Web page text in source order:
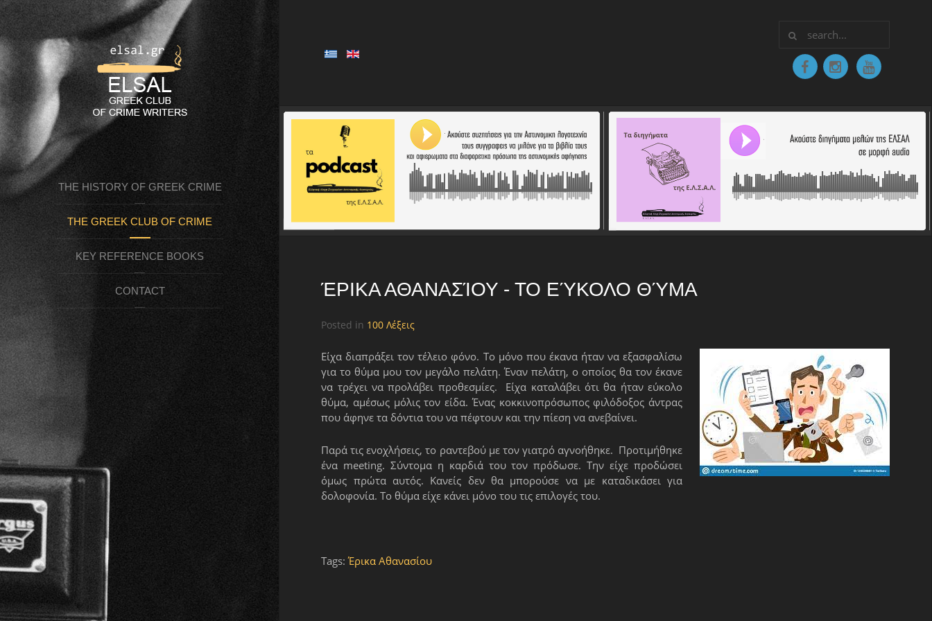
THE HISTORY OF GREEK CRIME
FICTION
THE GREEK CLUB OF CRIME
WRITERS (ELSAL)
KEY REFERENCE BOOKS
CONTACT ΈΡΙΚΑ ΑΘΑΝΑΣΊΟΥ - ΤΟ ΕΎΚΟΛΟ ΘΎΜΑ
Posted in 100 Λέξεις
Είχα διαπράξει τον τέλειο φόνο. Το μόνο που έκανα ήταν να εξασφαλίσω
για το θύμα μου τον μεγάλο πελάτη. Έναν πελάτη, ο οποίος θα τον έκανε
να τρέχει να προλάβει προθεσμίες. Είχα καταλάβει ότι θα ήταν εύκολο
θύμα, αμέσως μόλις τον είδα. Ένας κοκκινοπρόσωπος φιλόδοξος άντρας
που άφηνε τα δόντια του να πέφτουν και την πίεση να ανεβαίνει.
Παρά τις ενοχλήσεις, το ραντεβού με τον γιατρό αγνοήθηκε. Προτιμήθηκε
ένα meeting. Σύντομα η καρδιά του τον πρόδωσε. Την είχε προδώσει
όμως πρώτα αυτός. Κανείς δεν θα μπορούσε να με καταδικάσει για
δολοφονία. Το θύμα είχε κάνει μόνο του τις επιλογές του.
Tags:Έρικα Αθανασίου